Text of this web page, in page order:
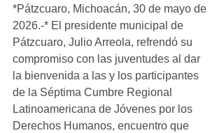
*Pátzcuaro, Michoacán, 30 de mayo de
2026.-* El presidente municipal de
Pátzcuaro, Julio Arreola, refrendó su
compromiso con las juventudes al dar
la bienvenida a las y los participantes
de la Séptima Cumbre Regional
Latinoamericana de Jóvenes por los
Derechos Humanos, encuentro que